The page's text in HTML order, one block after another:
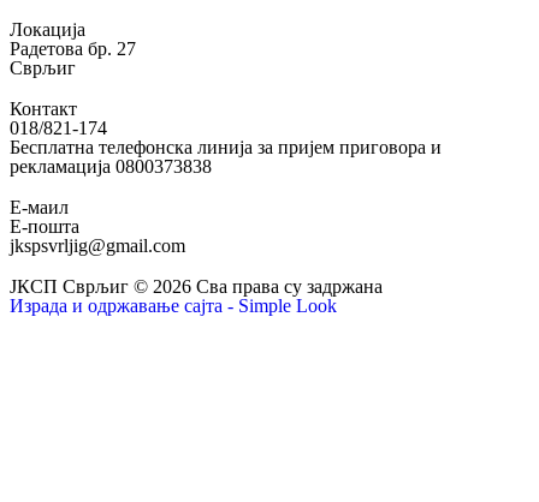
Локација
Радетова бр. 27
Сврљиг
Контакт
018/821-174
Бесплатна телефонска линија за пријем приговора и
рекламација 0800373838
Е-маил
Е-пошта
jkspsvrljig@gmail.com
ЈКСП Сврљиг © 2026 Сва права су задржана
Израда и одржавање сајта - Simple Look